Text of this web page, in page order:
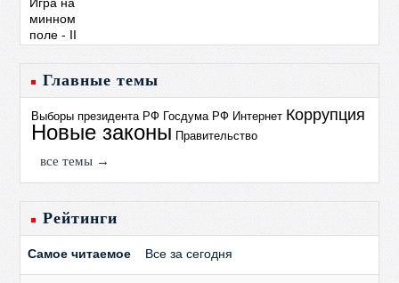
Главные темы
Выборы президента РФ Госдума РФ Интернет Коррупция
Новые законы Правительство
все темы →
Рейтинги
Самое читаемое Все за сегодня